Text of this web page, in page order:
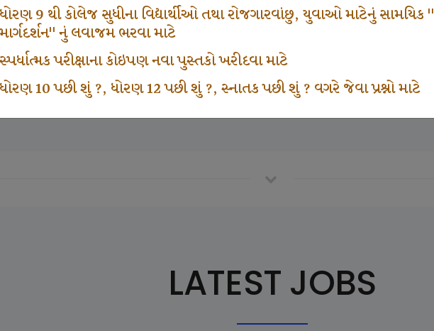
ધોરણ 9 થી કોલેજ સુધીના વિદ્યાર્થીઓ તથા રોજગારવાંછુ, યુવાઓ માટેનું સામયિક
માર્ગદર્શન" નું લવાજમ ભરવા માટે
સ્પર્ધાત્મક પરીક્ષાના કોઇપણ નવા પુસ્તકો ખરીદવા માટે
ધોરણ 10 પછી શું ?, ધોરણ 12 પછી શું ?, સ્નાતક પછી શું ? વગરે જેવા પ્રશ્નો માટે
666 1000
LATEST JOBS